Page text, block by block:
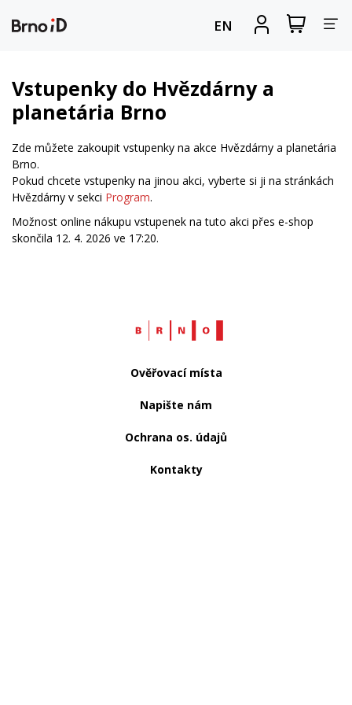
EN
Zobrazit
nákupní
Vstupenky do Hvězdárny a
planetária Brno
Zde můžete zakoupit vstupenky na akce Hvězdárny a planetária
Brno.
Pokud chcete vstupenky na jinou akci, vyberte si ji na stránkách
Hvězdárny v sekci Program.
Možnost online nákupu vstupenek na tuto akci přes e-shop
skončila 12. 4. 2026 ve 17:20.
Web
Ověřovací místa
Napište nám
Ochrana os. údajů
Kontakty